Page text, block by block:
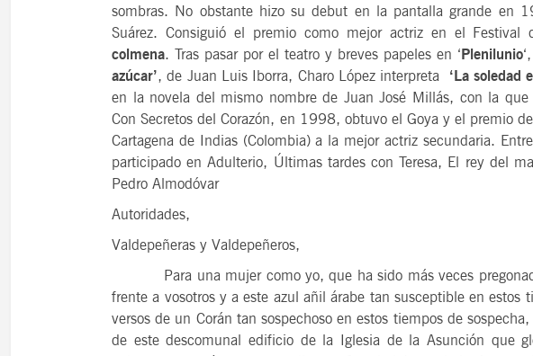
sombras. No obstante hizo su debut en la pantalla grande en
Suárez. Consiguió el premio como mejor actriz en el
colmena. Tras pasar por el teatro y breves papeles en ‘Plenilunio
azúcar’, de Juan Luis Iborra, Charo López interpreta ‘La soledad
en la novela del mismo nombre de Juan José Millás, con la
Con Secretos del Corazón, en 1998, obtuvo el Goya y el premio
Cartagena de Indias (Colombia) a la mejor actriz secundaria.
participado en Adulterio, Últimas tardes con Teresa, El rey del
Pedro Almodóvar
Autoridades,
Valdepeñeras y Valdepeñeros,
Para una mujer como yo, que ha sido más veces
frente a vosotros y a este azul añil árabe tan susceptible en estos
versos de un Corán tan sospechoso en estos tiempos de
de este descomunal edificio de la Iglesia de la Asunción que
14 Edición LAS NOTAS DEL VINO.
“Syrah Jazz”
21:00